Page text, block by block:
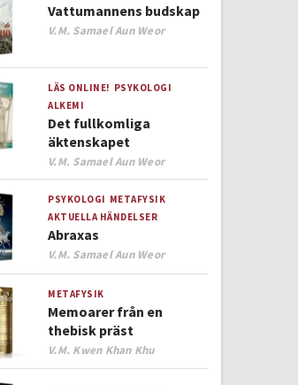
Vattumannens budskap
Author
V.M. Samael Aun Weor
LÄS ONLINE! PSYKOLOGI
ALKEMI
Det fullkomliga
äktenskapet
Author
V.M. Samael Aun Weor
PSYKOLOGI METAFYSIK
AKTUELLA HÄNDELSER
Abraxas
Author
V.M. Samael Aun Weor
METAFYSIK
Memoarer från en
thebisk präst
Author
V.M. Kwen Khan Khu